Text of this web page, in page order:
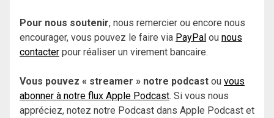
Pour nous soutenir, nous remercier ou encore nous
encourager, vous pouvez le faire via PayPal ou nous
contacter pour réaliser un virement bancaire.
Vous pouvez « streamer » notre podcast ou vous
abonner à notre flux Apple Podcast. Si vous nous
appréciez, notez notre Podcast dans Apple Podcast et